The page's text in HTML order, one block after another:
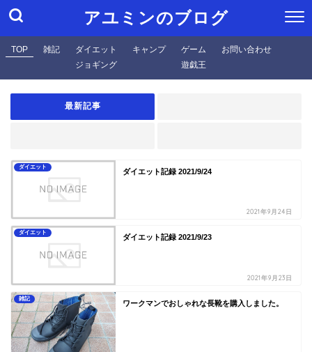
アユミンのブログ
TOP 雑記
ダイエット
ジョギング
キャンプ
ゲーム
遊戯王
お問い合わせ
最新記事
ダイエット
ダイエット記録 2021/9/24
2021年9月24日
ダイエット
ダイエット記録 2021/9/23
2021年9月23日
雑記
ワークマンでおしゃれな長靴を購入しました。